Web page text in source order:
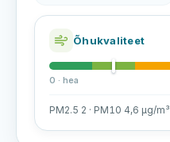
Õhukvaliteet
0 · hea
PM2.5 2 · PM10 4,6 µg/m³